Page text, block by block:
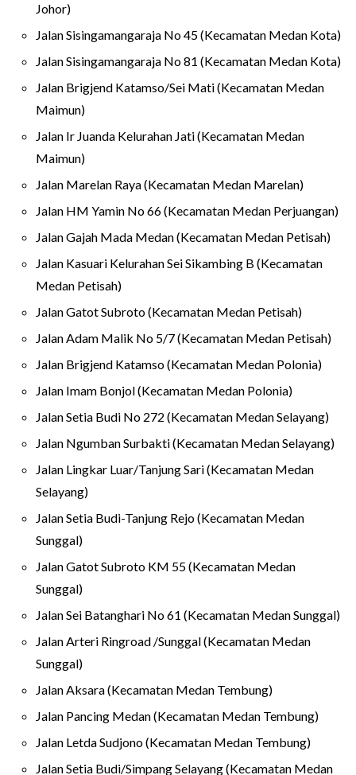
Johor)
Jalan Sisingamangaraja No 45 (Kecamatan Medan Kota)
Jalan Sisingamangaraja No 81 (Kecamatan Medan Kota)
Jalan Brigjend Katamso/Sei Mati (Kecamatan Medan
Maimun)
Jalan Ir Juanda Kelurahan Jati (Kecamatan Medan
Maimun)
Jalan Marelan Raya (Kecamatan Medan Marelan)
Jalan HM Yamin No 66 (Kecamatan Medan Perjuangan)
Jalan Gajah Mada Medan (Kecamatan Medan Petisah)
Jalan Kasuari Kelurahan Sei Sikambing B (Kecamatan
Medan Petisah)
Jalan Gatot Subroto (Kecamatan Medan Petisah)
Jalan Adam Malik No 5/7 (Kecamatan Medan Petisah)
Jalan Brigjend Katamso (Kecamatan Medan Polonia)
Jalan Imam Bonjol (Kecamatan Medan Polonia)
Jalan Setia Budi No 272 (Kecamatan Medan Selayang)
Jalan Ngumban Surbakti (Kecamatan Medan Selayang)
Jalan Lingkar Luar/Tanjung Sari (Kecamatan Medan
Selayang)
Jalan Setia Budi-Tanjung Rejo (Kecamatan Medan
Sunggal)
Jalan Gatot Subroto KM 55 (Kecamatan Medan
Sunggal)
Jalan Sei Batanghari No 61 (Kecamatan Medan Sunggal)
Jalan Arteri Ringroad /Sunggal (Kecamatan Medan
Sunggal)
Jalan Aksara (Kecamatan Medan Tembung)
Jalan Pancing Medan (Kecamatan Medan Tembung)
Jalan Letda Sudjono (Kecamatan Medan Tembung)
Jalan Setia Budi/Simpang Selayang (Kecamatan Medan